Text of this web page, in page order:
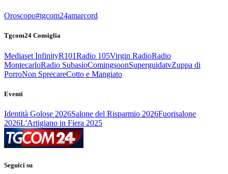
Oroscopo#tgcom24amarcord
Tgcom24 Consiglia
Mediaset InfinityR101Radio 105Virgin RadioRadio
MontecarloRadio SubasioComingsoonSuperguidatvZuppa di
PorroNon SprecareCotto e Mangiato
Eventi
Identità Golose 2026Salone del Risparmio 2026Fuorisalone
2026L'Artigiano in Fiera 2025
Seguici su